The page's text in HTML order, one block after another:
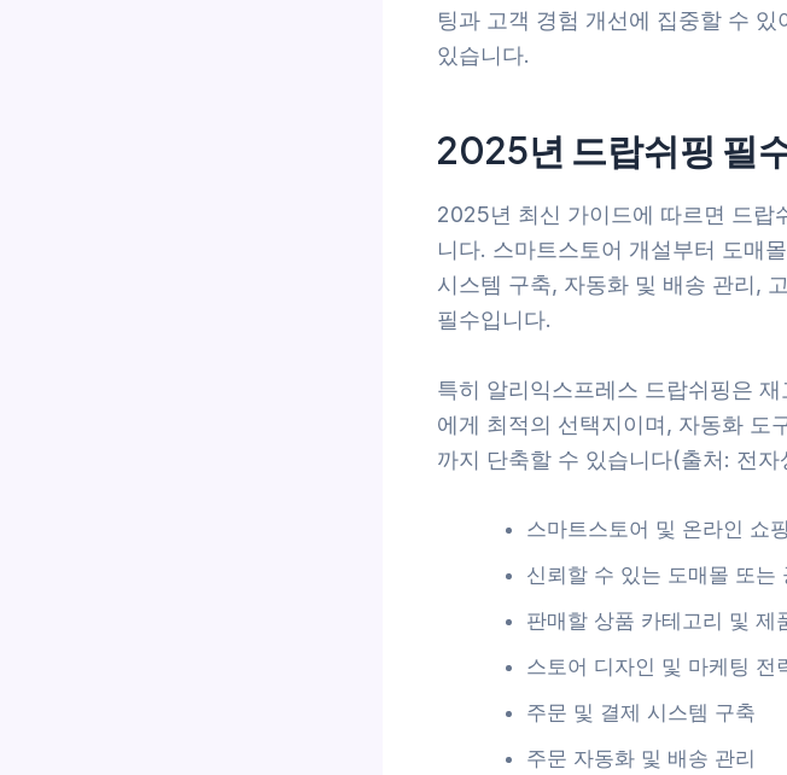
팅과 고객 경험 개선에 집중할 수
있습니다.
2025년 드랍쉬핑 필
2025년 최신 가이드에 따르면 드랍
니다. 스마트스토어 개설부터 도매
시스템 구축, 자동화 및 배송 관리,
필수입니다.
특히 알리익스프레스 드랍쉬핑은
에게 최적의 선택지이며, 자동화 도
까지 단축할 수 있습니다(출처: 전
스마트스토어 및 온라인 쇼
신뢰할 수 있는 도매몰 또는
판매할 상품 카테고리 및 제
스토어 디자인 및 마케팅 전
주문 및 결제 시스템 구축
주문 자동화 및 배송 관리